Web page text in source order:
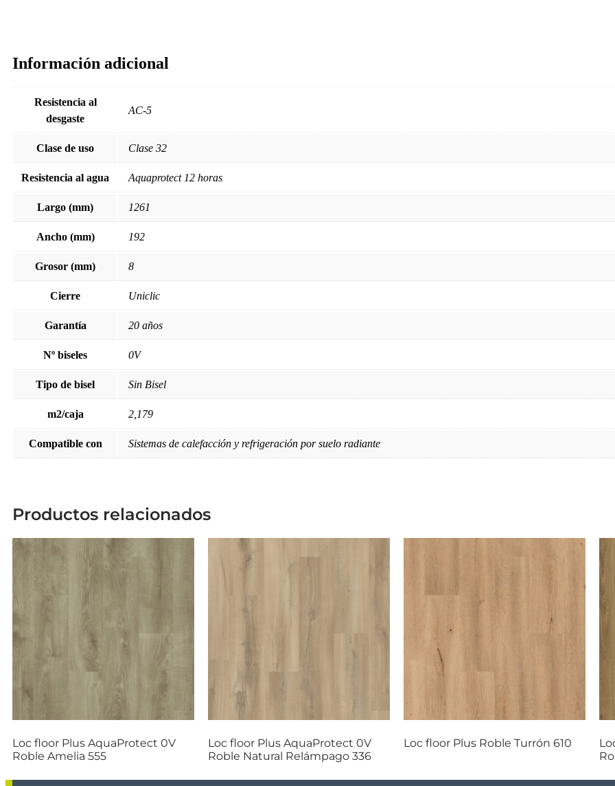
Información adicional
Resistencia al
desgaste
AC-5
Clase de uso Clase 32
Resistencia al agua Aquaprotect 12 horas
Largo (mm) 1261
Ancho (mm) 192
Grosor (mm) 8
Cierre Uniclic
Garantía 20 años
Nº biseles 0V
Tipo de bisel Sin Bisel
m2/caja 2,179
Compatible con Sistemas de calefacción y refrigeración por suelo radiante
Productos relacionados
Loc floor Plus AquaProtect 0V
Roble Amelia 555
Loc floor Plus AquaProtect 0V
Roble Natural Relámpago 336
Loc floor Plus Roble Turrón 610